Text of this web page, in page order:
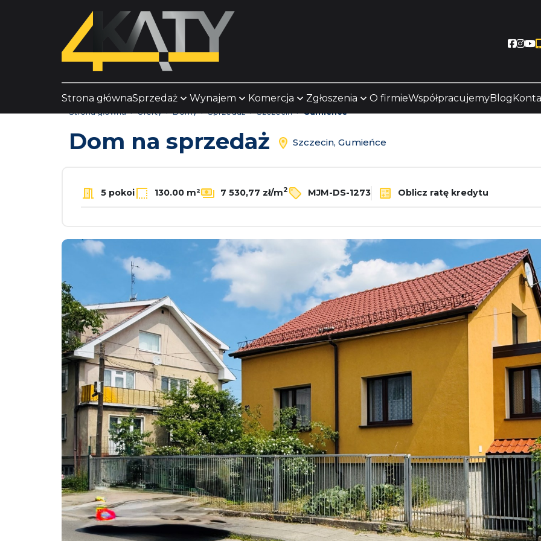
Strona głównaSprzedaż Wynajem Komercja Zgłoszenia O firmieWspółpracujemyBlog
Strona główna Oferty Domy Sprzedaż Szczecin Gumieńce
Dom na sprzedaż Szczecin, Gumieńce
5 pokoi 130.00 m² 7 530,77 zł/m2 MJM-DS-1273 Oblicz ratę kredytu